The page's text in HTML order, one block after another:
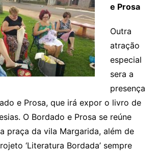
e Prosa
Outra
atração
especial
sera a
presença
e Prosa, que irá expor o livro de
O Bordado e Prosa se reúne
praça da vila Margarida, além de
‘Literatura Bordada’ sempre